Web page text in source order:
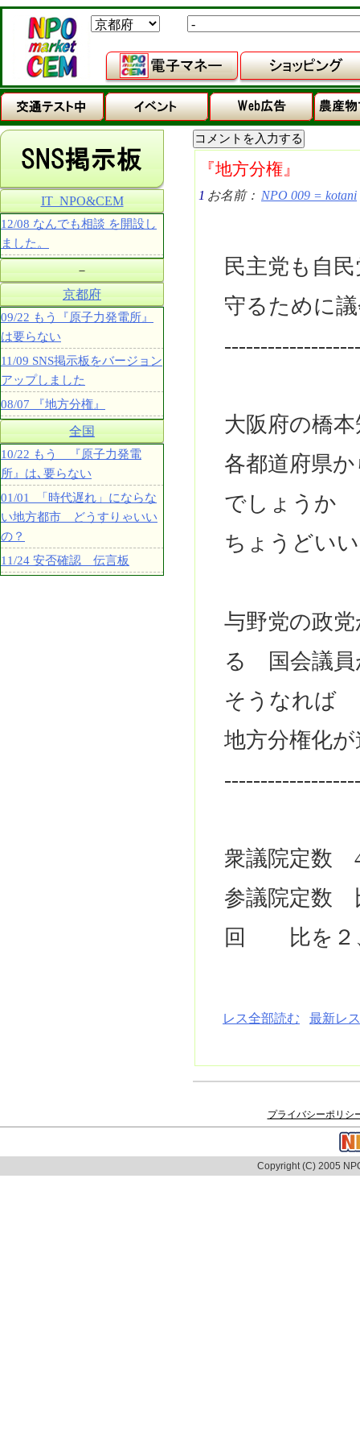
『地方分権』
1 お名前： NPO 009 = kotani
民主党も自
守るために
大阪府の橋
各都道府県
でしょうか
ちょうどい
与野党の政
る 国会議員
そうなれば
地方分権化
衆議院定数
参議院定数
回 比を２
レス全部読む 最新レ
IT_NPO&CEM
12/08 なんでも相談 を開設し
ました。
－
京都府
09/22 もう『原子力発電所』
は要らない
11/09 SNS掲示板をバージョン
アップしました
08/07 『地方分権』
全国
10/22 もう 『原子力発電
所』は､要らない
01/01 「時代遅れ」にならな
い地方都市 どうすりゃいい
の？
11/24 安否確認 伝言板
プライバシーポリシ
Copyright (C) 2005